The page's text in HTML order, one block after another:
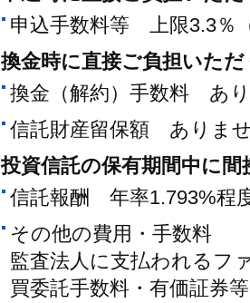
申込手数料等 上限3.3％
換金時に直接ご負担いただ
換金（解約）手数料 あ
信託財産留保額 ありま
投資信託の保有期間中に
信託報酬 年率1.793%程
その他の費用・手数料
監査法人に支払われるフ
買委託手数料・有価証券